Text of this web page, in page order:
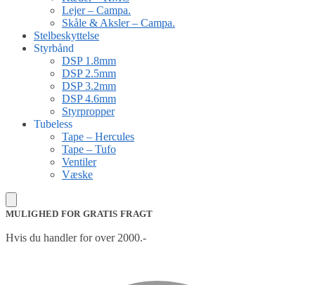
Lejer – Campa.
Skåle & Aksler – Campa.
Stelbeskyttelse
Styrbånd
DSP 1.8mm
DSP 2.5mm
DSP 3.2mm
DSP 4.6mm
Styrpropper
Tubeless
Tape – Hercules
Tape – Tufo
Ventiler
Væske
MULIGHED FOR GRATIS FRAGT
Hvis du handler for over 2000.-